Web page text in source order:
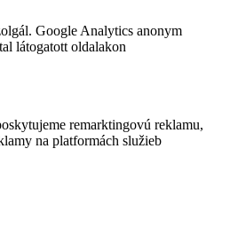
Google Analytics anonym
látogatott oldalakon
remarktingovú reklamu,
na platformách služieb